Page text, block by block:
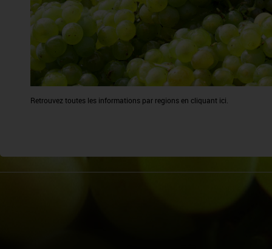
Retrouvez toutes les informations par regions en cliquant ici.